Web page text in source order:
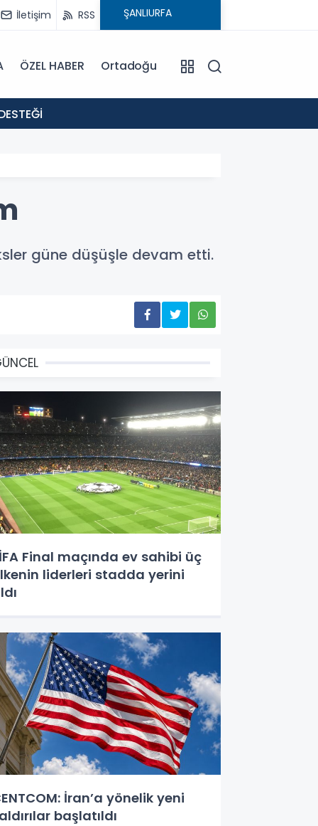
İletişim RSS
ÖZEL HABER Ortadoğu
güne düşüşle devam etti.
Final maçında ev sahibi üç
liderleri stadda yerini
İran’a yönelik yeni
başlatıldı